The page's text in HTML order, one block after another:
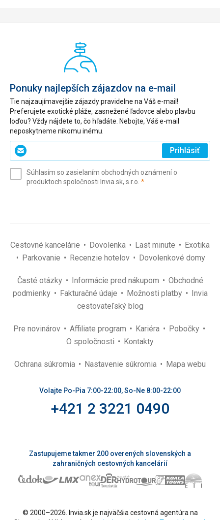
Ponuky najlepších zájazdov na e-mail
Tie najzaujímavejšie zájazdy pravidelne na Váš e-mail!
Preferujete exotické pláže, zasnežené ľadovce alebo plavbu
loďou? Vždy nájdete to, čo hľadáte. Nebojte, Váš e-mail
neposkytneme nikomu inému.
Zadajte
svoj
(povinné)
Prihlásiť
Súhlasím so zasielaním obchodných oznámení o
produktoch spoločnosti Invia.sk, s.r.o. *(povinné)
Cestovné kancelárie Dovolenka Last minute
Exotika
Parkovanie
Recenzie hotelov Dovolenkové domy
Časté otázky Informácie pred nákupom
Obchodné
podmienky
Fakturačné údaje Možnosti platby
Invia
cestovateľský blog
Pre novinárov Affiliate program Kariéra
Pobočky
O spoločnosti
Kontakty
Ochrana súkromia Nastavenie súkromia Mapa webu
Volajte Po-Pia 7:00-22:00, So-Ne 8:00-22:00
+421 2 3221 0490
Zastupujeme takmer 200 overených slovenských a
zahraničných cestovných kancelárií
© 2000–2026. Invia.sk je najväčšia cestovná agentúra na